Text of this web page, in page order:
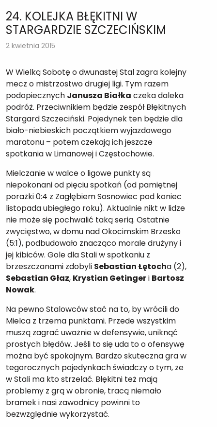
24. KOLEJKA BŁĘKITNI W
STARGARDZIE SZCZECIŃSKIM
2 kwietnia 2015
W Wielką Sobotę o dwunastej Stal zagra kolejny
mecz o mistrzostwo drugiej ligi. Tym razem
podopiecznych Janusza Białka czeka daleka
podróż. Przeciwnikiem będzie zespół Błękitnych
Stargard Szczeciński. Pojedynek ten będzie dla
biało-niebieskich początkiem wyjazdowego
maratonu – potem czekają ich jeszcze
spotkania w Limanowej i Częstochowie.
Mielczanie w walce o ligowe punkty są
niepokonani od pięciu spotkań (od pamiętnej
porażki 0:4 z Zagłębiem Sosnowiec pod koniec
listopada ubiegłego roku). Aktualnie nikt w lidze
nie może się pochwalić taką serią. Ostatnie
zwycięstwo, w domu nad Okocimskim Brzesko
(5:1), podbudowało znacząco morale drużyny i
jej kibiców. Gole dla Stali w spotkaniu z
brzeszczanami zdobyli Sebastian Łętocha (2),
Sebastian Głaz, Krystian Getingeri Bartosz
Nowak.
Na pewno Stalowców stać na to, by wrócili do
Mielca z trzema punktami. Przede wszystkim
muszą zagrać uważnie w defensywie, uniknąć
prostych błędów. Jeśli to się uda to o ofensywę
można być spokojnym. Bardzo skuteczna gra w
tegorocznych pojedynkach świadczy o tym, że
w Stali ma kto strzelać. Błękitni też mają
problemy z grą w obronie, tracą niemało
bramek i nasi zawodnicy powinni to
bezwzględnie wykorzystać.